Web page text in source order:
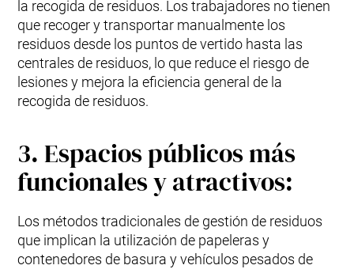
la recogida de residuos. Los trabajadores no tienen
que recoger y transportar manualmente los
residuos desde los puntos de vertido hasta las
centrales de residuos, lo que reduce el riesgo de
lesiones y mejora la eficiencia general de la
recogida de residuos.
3. Espacios públicos más
funcionales y atractivos:
Los métodos tradicionales de gestión de residuos
que implican la utilización de papeleras y
contenedores de basura y vehículos pesados de